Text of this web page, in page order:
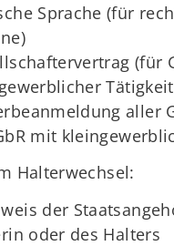
Sprache (für
(für
aller
mit
Halterwechsel:
der
oder des Halters